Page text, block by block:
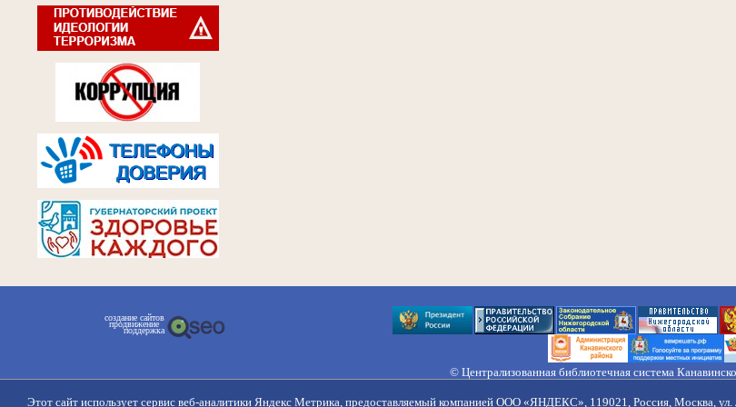
создание сайтов
продвижение
поддержка
© Централизованная библиотечная система
Правила обработки
Этот сайт использует сервис веб-аналитики Яндекс Метрика, предоставляемый компанией ООО «ЯНДЕКС», 119021, Россия, Москва,